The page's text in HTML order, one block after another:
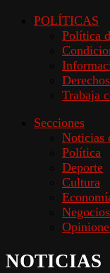
POLÍTICAS
Política
Trabaja
Secciones
Noticias
Política
Deporte
Cultura
Negocios
NOTICIAS